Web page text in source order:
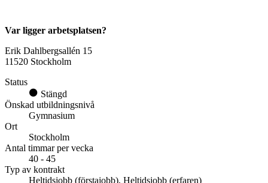
Var ligger arbetsplatsen?
Erik Dahlbergsallén 15
11520 Stockholm
Status
Stängd
Önskad utbildningsnivå
Gymnasium
Ort
Stockholm
Antal timmar per vecka
40 - 45
Typ av kontrakt
Heltidsjobb (förstajobb), Heltidsjobb (erfaren)